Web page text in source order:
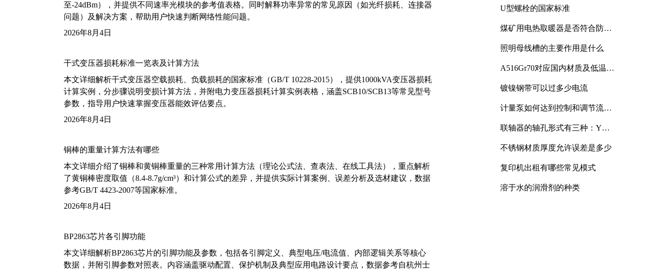
至-24dBm），并提供不同速率光模块的参考值表格。同时解释功率异常的常见原因（如光纤损耗、连接器
问题）及解决方案，帮助用户快速判断网络性能问题。
2026年8月4日
干式变压器损耗标准一览表及计算方法
本文详细解析干式变压器空载损耗、负载损耗的国家标准（GB/T 10228-2015），提供1000kVA变压器损耗
计算实例，分步骤说明变损计算方法，并附电力变压器损耗计算实例表格，涵盖SCB10/SCB13等常见型号
参数，指导用户快速掌握变压器能效评估要点。
2026年8月4日
铜棒的重量计算方法有哪些
本文详细介绍了铜棒和黄铜棒重量的三种常用计算方法（理论公式法、查表法、在线工具法），重点解析
了黄铜棒密度取值（8.4-8.7g/cm³）和计算公式的差异，并提供实际计算案例、误差分析及选材建议，数据
参考GB/T 4423-2007等国家标准。
2026年8月4日
BP2863芯片各引脚功能
本文详细解析BP2863芯片的引脚功能及参数，包括各引脚定义、典型电压/电流值、内部逻辑关系等核心
数据，并附引脚参数对照表。内容涵盖驱动配置、保护机制及典型应用电路设计要点，数据参考自杭州士
U型螺栓的国家标准
煤矿用电热取暖器是否符合防爆
照明母线槽的主要作用是什么
A516Gr70对应国内材质及低温冲
镀镍钢带可以过多少电流
计量泵如何达到控制和调节流量
联轴器的轴孔形式有三种：Y
不锈钢材质厚度允许误差是多少
复印机出租有哪些常见模式
溶于水的润滑剂的种类